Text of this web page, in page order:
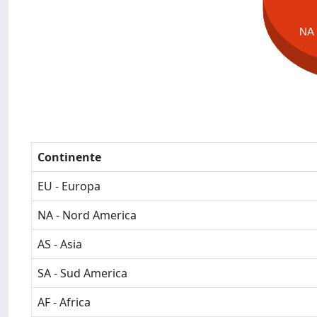
NA
Continente
EU - Europa
NA - Nord America
AS - Asia
SA - Sud America
AF - Africa